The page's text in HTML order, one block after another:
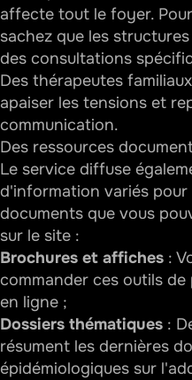
affecte tout le foyer.
sachez que les
des consultations
Des thérapeutes
apaiser les tensions et
communication.
Des ressources
Le service diffuse
d'information variés pour
documents que vous
sur le site :
Brochures et affiches :
commander ces outils
en ligne ;
Dossiers thématiques :
résument les dernières
épidémiologiques sur